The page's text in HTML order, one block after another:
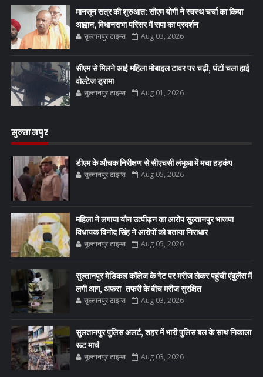
मानसून सत्र की शुरुआत: सीएम योगी ने स्वस्थ चर्चा का किया
आह्वान, विधानसभा परिसर में सपा का प्रदर्शन
सुल्तानपुर टाइम्स Aug 03, 2026
सीएम से मिलने आई महिला मोबाइल टावर पर चढ़ी, घंटों चला हाई
वोल्टेज ड्रामा
सुल्तानपुर टाइम्स Aug 01, 2026
सुल्तानपुर
डीएम के औचक निरीक्षण से सीएचसी लंभुआ में मचा हड़कंप
सुल्तानपुर टाइम्स Aug 05, 2026
महिला ने लगाया यौन उत्पीड़न का आरोप सुल्तानपुर भाजपा
विधायक विनोद सिंह ने आरोपों को बताया निराधार
सुल्तानपुर टाइम्स Aug 05, 2026
सुल्तानपुर मेडिकल कॉलेज के गेट पर मरीज लेकर पहुंची एंबुलेंस में
लगी आग, अफरा-तफरी के बीच मरीज सुरक्षित
सुल्तानपुर टाइम्स Aug 03, 2026
सुलतानपुर पुलिस अलर्ट, शहर में भारी पुलिस बल के साथ निकाला
रूट मार्च
सुल्तानपुर टाइम्स Aug 03, 2026